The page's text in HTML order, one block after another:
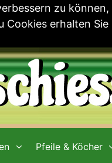
zu
Cookies erhalten Sie
Pfeile & Köcher